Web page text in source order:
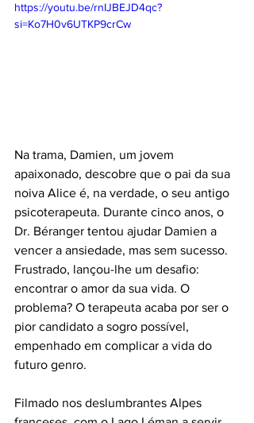
https://youtu.be/rnIJBEJD4qc?
si=Ko7H0v6UTKP9crCw
Na trama, Damien, um jovem
apaixonado, descobre que o pai da sua
noiva Alice é, na verdade, o seu antigo
psicoterapeuta. Durante cinco anos, o
Dr. Béranger tentou ajudar Damien a
vencer a ansiedade, mas sem sucesso.
Frustrado, lançou-lhe um desafio:
encontrar o amor da sua vida. O
problema? O terapeuta acaba por ser o
pior candidato a sogro possível,
empenhado em complicar a vida do
futuro genro.
Filmado nos deslumbrantes Alpes